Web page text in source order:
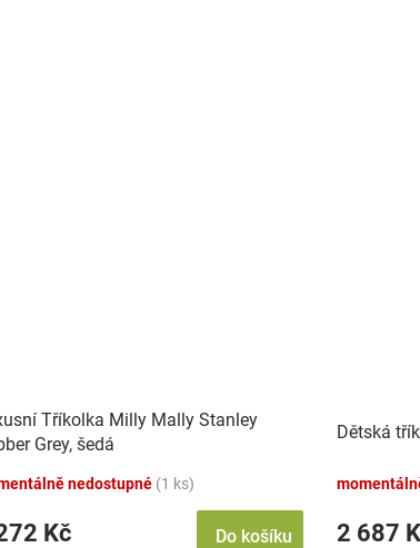
Tříkolka Milly Mally Stanley
Grey, šedá
nedostupné (1 ks)
Kč Do košíku
Dětská
2 687